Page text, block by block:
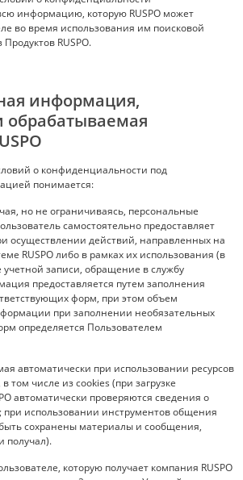
информацию, которую RUSPO может
во время использования им поисковой
RUSPO.
информация,
обрабатываемая
о конфиденциальности под
понимается:
но не ограничиваясь, персональные
самостоятельно предоставляет
осуществлении действий, направленных на
RUSPO либо в рамках их использования (в
учетной записи, обращение в службу
предоставляется путем заполнения
форм, при этом объем
при заполнении необязательных
определяется Пользователем
автоматически при использовании ресурсов
том числе из cookies (при загрузке
автоматически проверяются сведения о
при использовании инструментов общения
сохранены материалы и сообщения,
получал).
которую получает компания RUSPO